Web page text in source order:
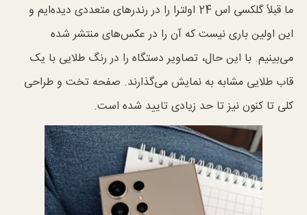
ما قبلاً گلکسی اس 24 اولترا را در رندرهای متعددی دیده‌ایم و
این اولین باری نیست که آن را در عکس‌های منتشر شده
می‌بینیم. با این حال، تصاویر دستگاه را در رنگ طلایی با یک
قاب طلایی مشابه به نمایش می‌گذارند. صفحه تخت و طراحی
کلی تا کنون نیز تا حد زیادی تایید شده است.